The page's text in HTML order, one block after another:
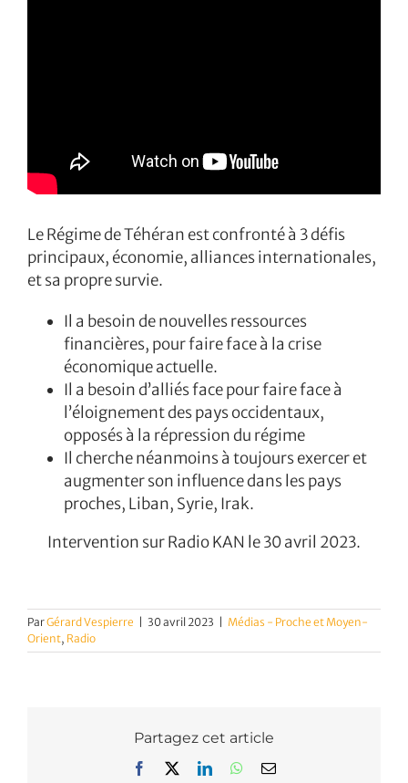
Le Régime de Téhéran est confronté à 3 défis
principaux, économie, alliances internationales,
et sa propre survie.
Il a besoin de nouvelles ressources
financières, pour faire face à la crise
économique actuelle.
Il a besoin d’alliés face pour faire face à
l’éloignement des pays occidentaux,
opposés à la répression du régime
Il cherche néanmoins à toujours exercer et
augmenter son influence dans les pays
proches, Liban, Syrie, Irak.
Intervention sur Radio KAN le 30 avril 2023.
ParGérard Vespierre 30 avril 2023
Médias - Proche et Moyen-
Orient, Radio
Partagez cet article
Facebook LinkedInWhatsApp
Email